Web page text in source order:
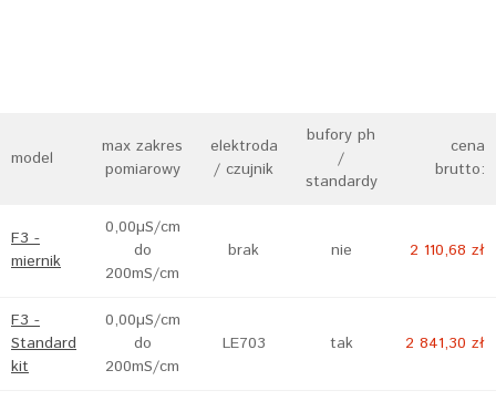
model
max zakres
pomiarowy
elektroda
/ czujnik
bufory ph
/
standardy
cena
brutto:
F3 -
miernik
0,00µS/cm
do
200mS/cm
brak nie 2 110,68 zł
F3 -
Standard
kit
0,00µS/cm
do
200mS/cm
LE703 tak 2 841,30 zł